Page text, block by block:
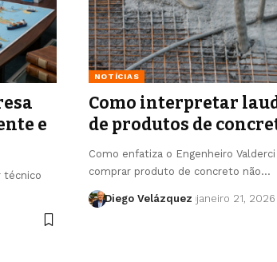
e
técnico
NOTÍCIAS
Como interpretar
de produtos de
Como enfatiza o Engenheiro
comprar produto de concreto não…
Diego Velázquez janeiro 21, 2026